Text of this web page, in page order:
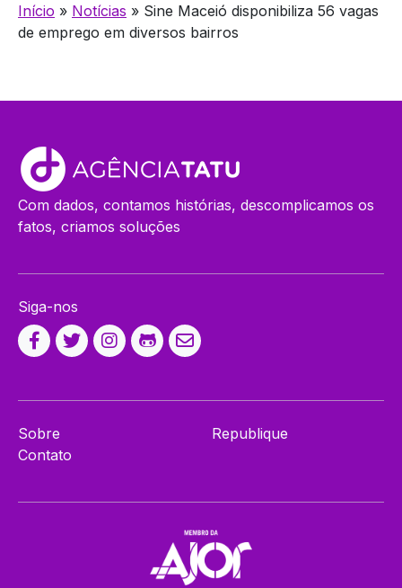
Início » Notícias » Sine Maceió disponibiliza 56 vagas
de emprego em diversos bairros
Com dados, contamos histórias, descomplicamos os
fatos, criamos soluções
Siga-nos
Sobre
Contato
Republique